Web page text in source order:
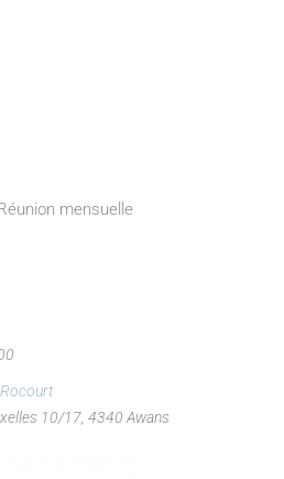
mensuelle
10/17, 4340 Awans